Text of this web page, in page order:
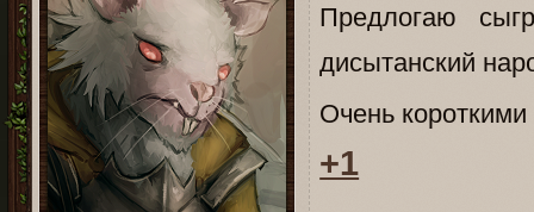
Предлогаю
дисытанский
Очень
+1